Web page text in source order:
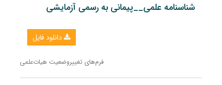
شناسنامه علمی__پیمانی به رسمی آزمایشی
دانلود فایل
فرم‌های تغییروضعیت هیات‌علمی